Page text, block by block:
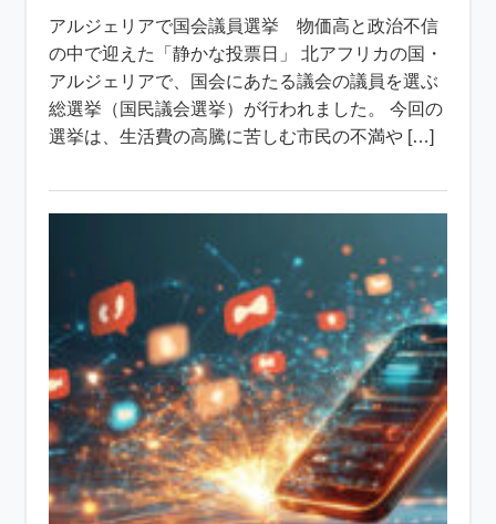
アルジェリアで国会議員選挙 物価高と政治不信
の中で迎えた「静かな投票日」 北アフリカの国・
アルジェリアで、国会にあたる議会の議員を選ぶ
総選挙（国民議会選挙）が行われました。 今回の
選挙は、生活費の高騰に苦しむ市民の不満や […]